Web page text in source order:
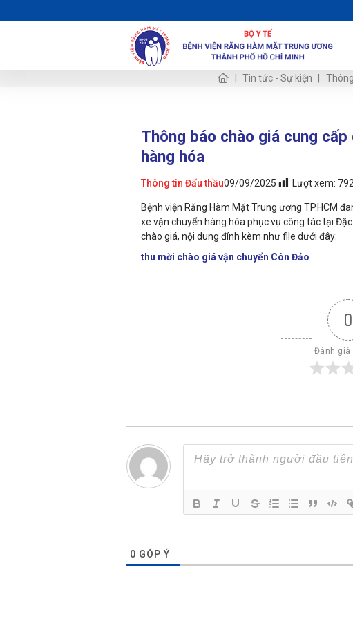
Tin tức - Sự kiện
Thông báo chào giá cung
hàng hóa
Thông tin Đấu thầu09/09/2025 Lượt xem:
Bệnh viện Răng Hàm Mặt Trung ương TP.HCM
xe vận chuyển hàng hóa phục vụ công tác tại
chào giá, nội dung đính kèm như file dưới đây:
thu mời chào giá vận chuyển Côn Đảo
0
Đánh giá
0 GÓP Ý